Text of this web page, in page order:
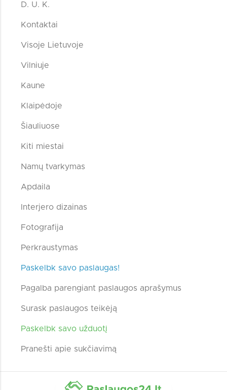
D. U. K.
Kontaktai
Visoje Lietuvoje
Vilniuje
Kaune
Klaipėdoje
Šiauliuose
Kiti miestai
Namų tvarkymas
Apdaila
Interjero dizainas
Fotografija
Perkraustymas
Paskelbk savo paslaugas!
Pagalba parengiant paslaugos aprašymus
Surask paslaugos teikėją
Paskelbk savo užduotį
Pranešti apie sukčiavimą